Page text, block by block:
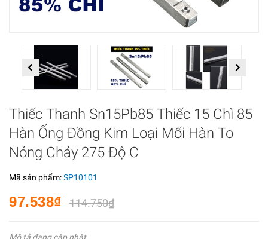
Previous Next
Thiếc Thanh Sn15Pb85 Thiếc 15 Chì 85
Hàn Ống Đồng Kim Loại Mối Hàn To
Nóng Chảy 275 Độ C
Mã sản phẩm:SP10101
97.538₫ 114.750₫